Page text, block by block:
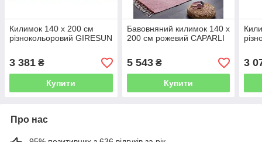
Килимок 140 х 200 см
різнокольоровий GIRESUN
3 381 ₴
Купити
Бавовняний килимок 140 x
200 см рожевий CAPARLI
5 543₴
Купити
3
Про нас